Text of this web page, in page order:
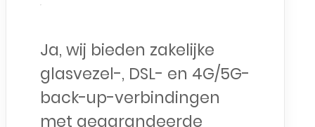
Ja, wij bieden zakelijke
glasvezel-, DSL- en 4G/5G-
back-up-verbindingen
met gegarandeerde